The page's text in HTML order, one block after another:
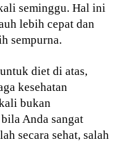
seminggu. Hal ini
lebih cepat dan
sempurna.
diet di atas,
kesehatan
bukan
Anda sangat
secara sehat, salah